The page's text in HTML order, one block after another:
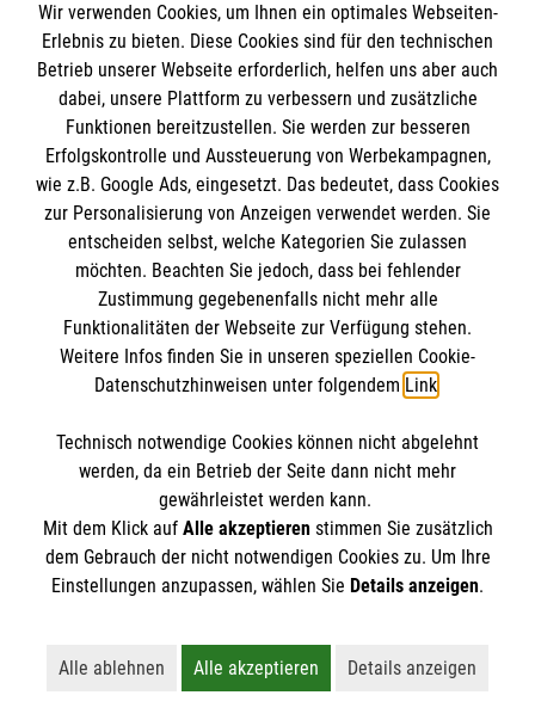
Compliance
Transparenz
Spenden und Helfen
Spendenkonto
Empfänger: Malteser Hilfsdienst e.V.
IBAN: DE10 3706 0120 1201 2000 12
BIC: GENODED 1PA7
Newsletter abonnieren
Cookies verwalten|AGB |Impressum|Datenschutz|
Wir verwenden Cookies, um Ihnen ein optimales Webseiten-
Erlebnis zu bieten. Diese Cookies sind für den technischen
Betrieb unserer Webseite erforderlich, helfen uns aber auch
dabei, unsere Plattform zu verbessern und zusätzliche
Funktionen bereitzustellen. Sie werden zur besseren
Erfolgskontrolle und Aussteuerung von Werbekampagnen,
wie z.B. Google Ads, eingesetzt. Das bedeutet, dass Cookies
zur Personalisierung von Anzeigen verwendet werden. Sie
entscheiden selbst, welche Kategorien Sie zulassen
möchten. Beachten Sie jedoch, dass bei fehlender
Zustimmung gegebenenfalls nicht mehr alle
Funktionalitäten der Webseite zur Verfügung stehen.
Weitere Infos finden Sie in unseren speziellen Cookie-
Datenschutzhinweisen unter folgendem Link.
Technisch notwendige Cookies können nicht abgelehnt
werden, da ein Betrieb der Seite dann nicht mehr
gewährleistet werden kann.
Mit dem Klick auf Alle akzeptierenstimmen Sie zusätzlich
dem Gebrauch der nicht notwendigen Cookies zu. Um Ihre
Einstellungen anzupassen, wählen Sie Details anzeigen.
Alle ablehnen
Lehnt alle nicht-essentiellen Cookies ab
Alle akzeptieren
Akzeptiert alle Cookies
Details anzeigen